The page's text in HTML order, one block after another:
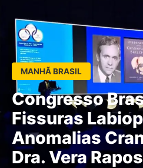
MANHÃ BRASIL
Congresso
Fissuras
Anomalias
Dra. Vera